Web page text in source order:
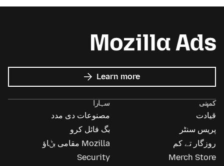
Learn more
about
Mozilla
کمپنی
قیادت
پریس سنٹر
روزگار تے کم
Merch Store
سہارا
مصنوعات دی مدد
بگ فائل کرو
Mozilla مقامی بݨاؤ
Security